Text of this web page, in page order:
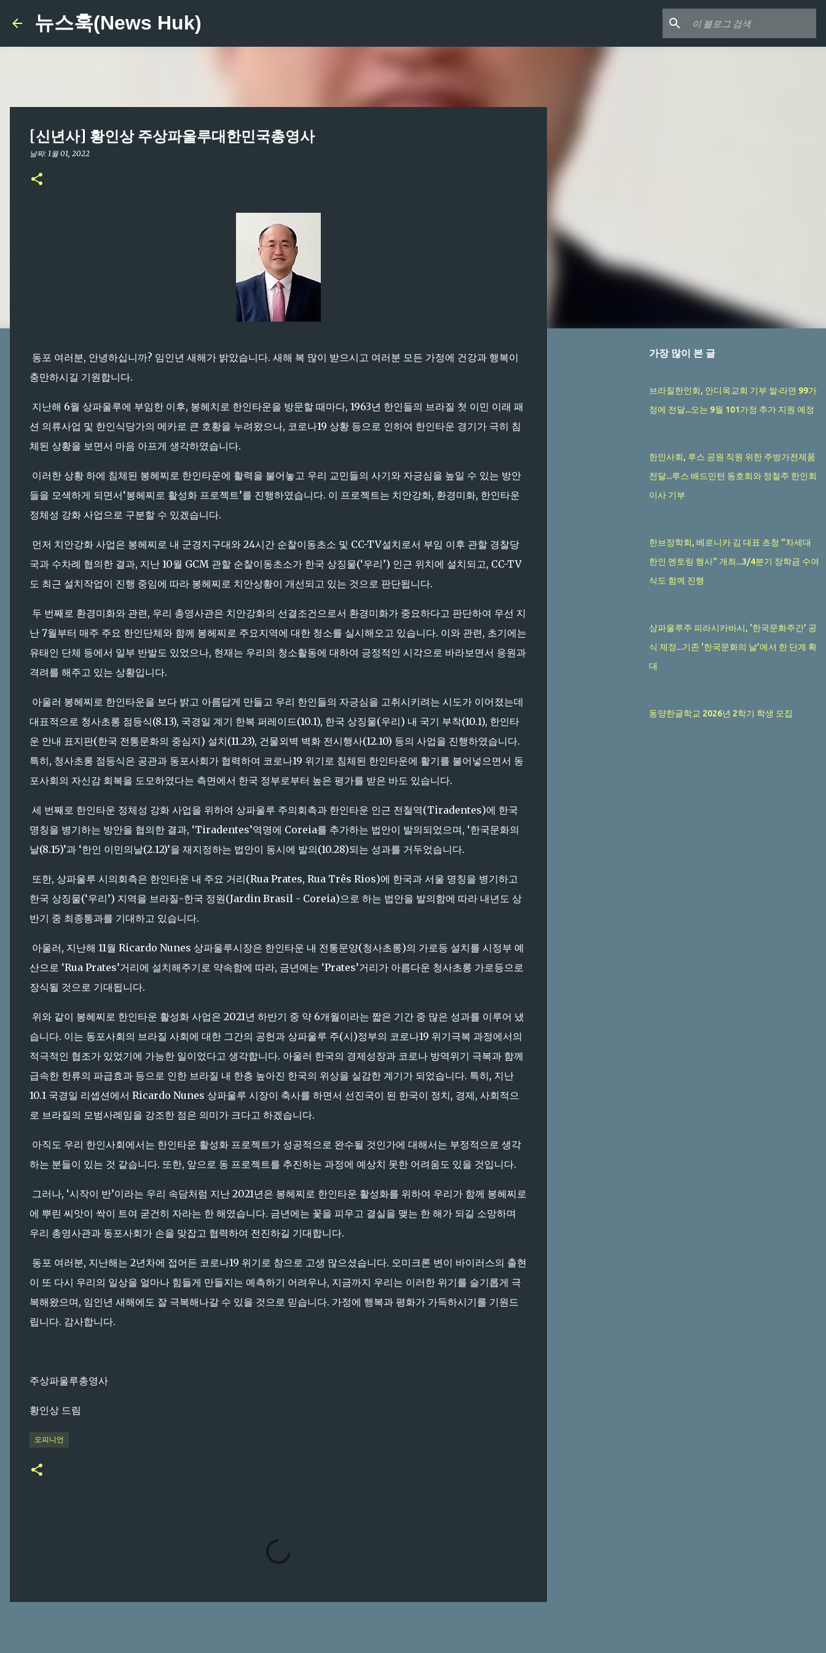
뉴스훅(News Huk)
[신년사] 황인상 주상파울루대한민국총영사
날짜: 1월 01, 2022
동포 여러분, 안녕하십니까? 임인년 새해가 밝았습니다. 새해 복 많이 받으시고 여러분 모든 가정에 건강과 행복이
충만하시길 기원합니다.
지난해 6월 상파울루에 부임한 이후, 봉헤치로 한인타운을 방문할 때마다, 1963년 한인들의 브라질 첫 이민 이래 패
션 의류사업 및 한인식당가의 메카로 큰 호황을 누려왔으나, 코로나19 상황 등으로 인하여 한인타운 경기가 극히 침
체된 상황을 보면서 마음 아프게 생각하였습니다.
이러한 상황 하에 침체된 봉헤찌로 한인타운에 활력을 불어놓고 우리 교민들의 사기와 자긍심을 높일 수 있는 방안
들을 모색하게 되면서‘봉헤찌로 활성화 프로젝트’를 진행하였습니다. 이 프로젝트는 치안강화, 환경미화, 한인타운
정체성 강화 사업으로 구분할 수 있겠습니다.
먼저 치안강화 사업은 봉헤찌로 내 군경지구대와 24시간 순찰이동초소 및 CC-TV설치로서 부임 이후 관할 경찰당
국과 수차례 협의한 결과, 지난 10월 GCM 관할 순찰이동초소가 한국 상징물(‘우리’) 인근 위치에 설치되고, CC-TV
도 최근 설치작업이 진행 중임에 따라 봉헤찌로 치안상황이 개선되고 있는 것으로 판단됩니다.
두 번째로 환경미화와 관련, 우리 총영사관은 치안강화의 선결조건으로서 환경미화가 중요하다고 판단하여 우선 지
난 7월부터 매주 주요 한인단체와 함께 봉헤찌로 주요지역에 대한 청소를 실시해오고 있습니다. 이와 관련, 초기에는
유태인 단체 등에서 일부 반발도 있었으나, 현재는 우리의 청소활동에 대하여 긍정적인 시각으로 바라보면서 응원과
격려를 해주고 있는 상황입니다.
아울러 봉헤찌로 한인타운을 보다 밝고 아름답게 만들고 우리 한인들의 자긍심을 고취시키려는 시도가 이어졌는데
대표적으로 청사초롱 점등식(8.13), 국경일 계기 한복 퍼레이드(10.1), 한국 상징물(우리) 내 국기 부착(10.1), 한인타
운 안내 표지판(한국 전통문화의 중심지) 설치(11.23), 건물외벽 벽화 전시행사(12.10) 등의 사업을 진행하였습니다.
특히, 청사초롱 점등식은 공관과 동포사회가 협력하여 코로나19 위기로 침체된 한인타운에 활기를 불어넣으면서 동
포사회의 자신감 회복을 도모하였다는 측면에서 한국 정부로부터 높은 평가를 받은 바도 있습니다.
세 번째로 한인타운 정체성 강화 사업을 위하여 상파울루 주의회측과 한인타운 인근 전철역(Tiradentes)에 한국
명칭을 병기하는 방안을 협의한 결과, ‘Tiradentes’역명에 Coreia를 추가하는 법안이 발의되었으며, ‘한국문화의
날(8.15)’과 ‘한인 이민의날(2.12)’을 재지정하는 법안이 동시에 발의(10.28)되는 성과를 거두었습니다.
또한, 상파울루 시의회측은 한인타운 내 주요 거리(Rua Prates, Rua Três Rios)에 한국과 서울 명칭을 병기하고
한국 상징물(‘우리’) 지역을 브라질-한국 정원(Jardin Brasil - Coreia)으로 하는 법안을 발의함에 따라 내년도 상
반기 중 최종통과를 기대하고 있습니다.
아울러, 지난해 11월 Ricardo Nunes 상파울루시장은 한인타운 내 전통문양(청사초롱)의 가로등 설치를 시정부 예
산으로 ‘Rua Prates’거리에 설치해주기로 약속함에 따라, 금년에는 ‘Prates’거리가 아름다운 청사초롱 가로등으로
장식될 것으로 기대됩니다.
위와 같이 봉헤찌로 한인타운 활성화 사업은 2021년 하반기 중 약 6개월이라는 짧은 기간 중 많은 성과를 이루어 냈
습니다. 이는 동포사회의 브라질 사회에 대한 그간의 공헌과 상파울루 주(시)정부의 코로나19 위기극복 과정에서의
적극적인 협조가 있었기에 가능한 일이었다고 생각합니다. 아울러 한국의 경제성장과 코로나 방역위기 극복과 함께
급속한 한류의 파급효과 등으로 인한 브라질 내 한층 높아진 한국의 위상을 실감한 계기가 되었습니다. 특히, 지난
10.1 국경일 리셉션에서 Ricardo Nunes 상파울루 시장이 축사를 하면서 선진국이 된 한국이 정치, 경제, 사회적으
로 브라질의 모범사례임을 강조한 점은 의미가 크다고 하겠습니다.
아직도 우리 한인사회에서는 한인타운 활성화 프로젝트가 성공적으로 완수될 것인가에 대해서는 부정적으로 생각
하는 분들이 있는 것 같습니다. 또한, 앞으로 동 프로젝트를 추진하는 과정에 예상치 못한 어려움도 있을 것입니다.
그러나, ‘시작이 반’이라는 우리 속담처럼 지난 2021년은 봉헤찌로 한인타운 활성화를 위하여 우리가 함께 봉헤찌로
에 뿌린 씨앗이 싹이 트여 굳건히 자라는 한 해였습니다. 금년에는 꽃을 피우고 결실을 맺는 한 해가 되길 소망하며
우리 총영사관과 동포사회가 손을 맞잡고 협력하여 전진하길 기대합니다.
동포 여러분, 지난해는 2년차에 접어든 코로나19 위기로 참으로 고생 많으셨습니다. 오미크론 변이 바이러스의 출현
이 또 다시 우리의 일상을 얼마나 힘들게 만들지는 예측하기 어려우나, 지금까지 우리는 이러한 위기를 슬기롭게 극
복해왔으며, 임인년 새해에도 잘 극복해나갈 수 있을 것으로 믿습니다. 가정에 행복과 평화가 가득하시기를 기원드
립니다. 감사합니다.
주상파울루총영사
황인상 드림
오피니언
가장 많이 본 글
브라질한인회, 안디옥교회 기부 쌀·라면 99가
정에 전달...오는 9월 101가정 추가 지원 예정
한인사회, 루스 공원 직원 위한 주방가전제품
전달...루스 배드민턴 동호회와 정철주 한인회
이사 기부
한브장학회, 베로니카 김 대표 초청 "차세대
한인 멘토링 행사" 개최...3/4분기 장학금 수여
식도 함께 진행
상파울루주 피라시카바시, ‘한국문화주간’ 공
식 제정...기존 ‘한국문화의 날’에서 한 단계 확
대
동양한글학교 2026년 2학기 학생 모집